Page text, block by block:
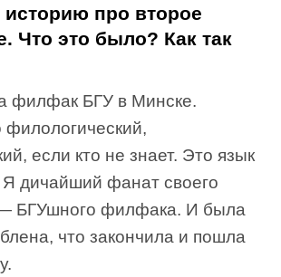
про второе
Что это было? Как так
филфак БГУ в Минске.
если кто не знает. Это язык
Я дичайший фанат своего
БГУшного филфака. И была
что закончила и пошла